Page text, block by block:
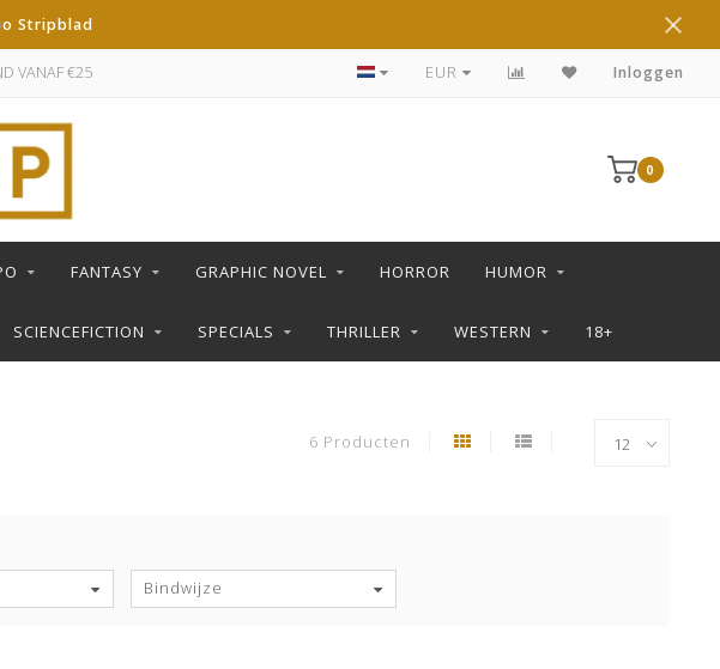
Stripblad
VANAF €25 DE LEUKSTE STRIPS KOOP JE IN DE L SHOP
EUR Inloggen
0
FANTASY GRAPHIC NOVEL HORROR HUMOR
SCIENCEFICTION SPECIALS THRILLER WESTERN 18+
6 Producten
Bindwijze